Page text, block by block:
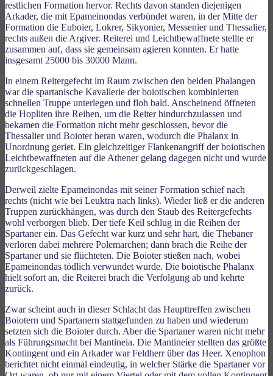
restlichen Formation hervor. Rechts davon standen diejenigen
Arkader, die mit Epameinondas verbündet waren, in der Mitte der
Formation die Euboier, Lokrer, Sikyonier, Messenier und Thessalier,
rechts außen die Argiver. Reiterei und Leichtbewaffnete stellte er
zusammen auf, dass sie gemeinsam agieren konnten. Er hatte
insgesamt 25000 bis 30000 Mann.
In einem Reitergefecht im Raum zwischen den beiden Phalangen
war die spartanische Kavallerie der boiotischen kombinierten
schnellen Truppe unterlegen und floh bald. Anscheinend öffneten
die Hopliten ihre Reihen, um die Reiter hindurchzulassen und
bekamen die Formation nicht mehr geschlossen, bevor die
Thessalier und Boioter heran waren, wodurch die Phalanx in
Unordnung geriet. Ein gleichzeitiger Flankenangriff der boiotischen
Leichtbewaffneten auf die Athener gelang dagegen nicht und wurde
zurückgeschlagen.
Derweil zielte Epameinondas mit seiner Formation schief nach
rechts (nicht wie bei Leuktra nach links). Wieder ließ er die anderen
Truppen zurückhängen, was durch den Staub des Reitergefechts
wohl verborgen blieb. Der tiefe Keil schlug in die Reihen der
Spartaner ein. Das Gefecht war kurz und sehr hart, die Thebaner
verloren dabei mehrere Polemarchen; dann brach die Reihe der
Spartaner und sie flüchteten. Die Boioter stießen nach, wobei
Epameinondas tödlich verwundet wurde. Die boiotische Phalanx
hielt sofort an, die Reiterei brach die Verfolgung ab und kehrte
zurück.
Zwar scheint auch in dieser Schlacht das Haupttreffen zwischen
Boiotern und Spartanern stattgefunden zu haben und wiederum
setzten sich die Boioter durch. Aber die Spartaner waren nicht mehr
als Führungsmacht bei Mantineia. Die Mantineier stellten das größte
Kontingent und ein Arkader war Feldherr über das Heer. Xenophon
berichtet nicht einmal eindeutig, in welcher Stärke die Spartaner vor